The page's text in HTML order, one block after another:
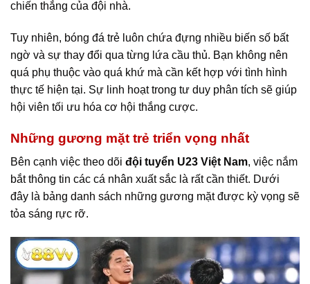
chiến thắng của đội nhà.
Tuy nhiên, bóng đá trẻ luôn chứa đựng nhiều biến số bất
ngờ và sự thay đổi qua từng lứa cầu thủ. Bạn không nên
quá phụ thuộc vào quá khứ mà cần kết hợp với tình hình
thực tế hiện tại. Sự linh hoạt trong tư duy phân tích sẽ giúp
hội viên tối ưu hóa cơ hội thắng cược.
Những gương mặt trẻ triển vọng nhất
Bên cạnh việc theo dõi đội tuyển U23 Việt Nam, việc nắm
bắt thông tin các cá nhân xuất sắc là rất cần thiết. Dưới
đây là bảng danh sách những gương mặt được kỳ vọng sẽ
tỏa sáng rực rỡ.